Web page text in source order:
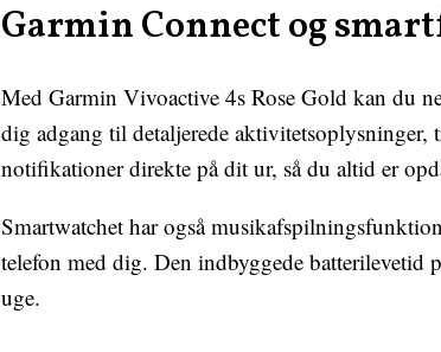
Garmin Connect og
Med Garmin Vivoactive 4s Rose Gold kan du
dig adgang til detaljerede
notifikationer direkte på dit ur, så du altid er
Smartwatchet har også
telefon med dig. Den indbyggede
uge.